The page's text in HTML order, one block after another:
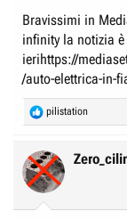
Bravissimi in
infinity la notizia
ierihttps://
/auto-elettrica-in-
R
e
c
t
i
pilistation